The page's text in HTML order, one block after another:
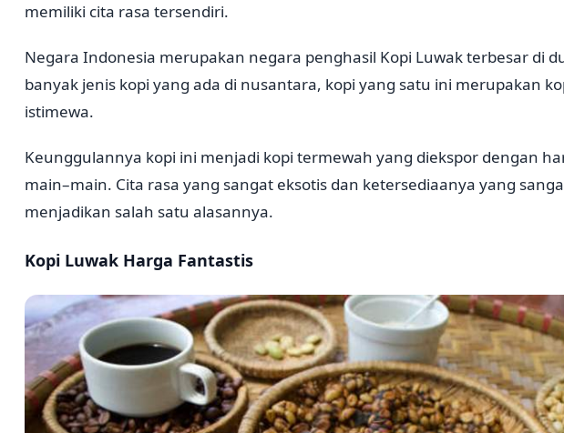
memiliki cita rasa tersendiri.
Negara Indonesia merupakan negara penghasil Kopi Luwak terbesar di
banyak jenis kopi yang ada di nusantara, kopi yang satu ini merupakan
istimewa.
Keunggulannya kopi ini menjadi kopi termewah yang diekspor dengan
main–main. Cita rasa yang sangat eksotis dan ketersediaanya yang
menjadikan salah satu alasannya.
Kopi Luwak Harga Fantastis